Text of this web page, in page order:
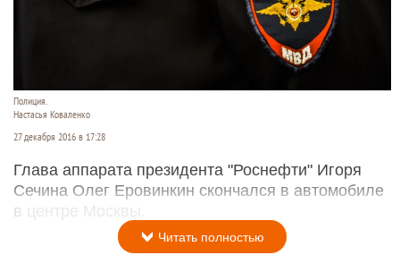
Полиция.
Настасья Коваленко
27 декабря 2016 в 17:28
Глава аппарата президента "Роснефти" Игоря
Сечина Олег Еровинкин скончался в автомобиле
в центре Москвы.
Читать полностью